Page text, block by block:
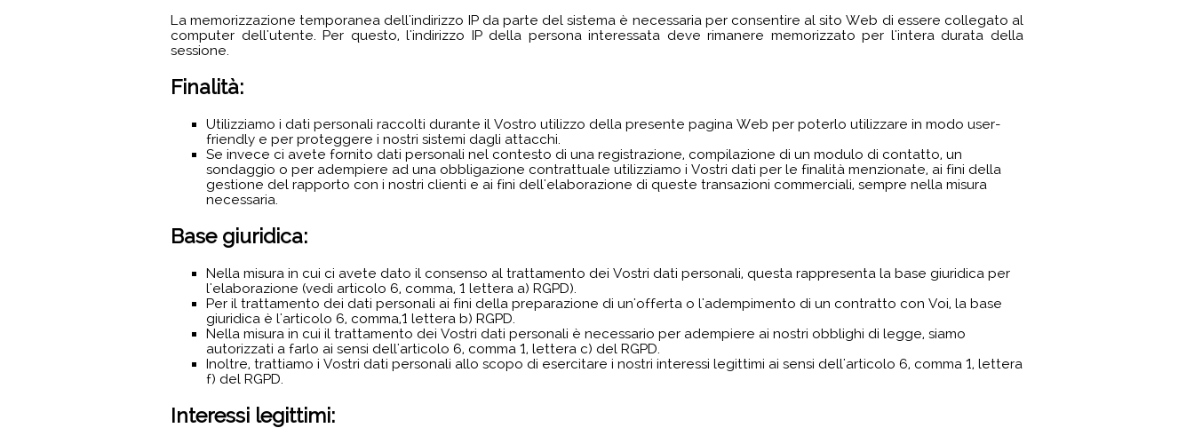
La memorizzazione temporanea dell'indirizzo IP da parte del sistema è necessaria per consentire al sito Web di essere collegato al
computer dell'utente. Per questo, l'indirizzo IP della persona interessata deve rimanere memorizzato per l'intera durata della
sessione.
Finalità:
Utilizziamo i dati personali raccolti durante il Vostro utilizzo della presente pagina Web per poterlo utilizzare in modo user-
friendly e per proteggere i nostri sistemi dagli attacchi.
Se invece ci avete fornito dati personali nel contesto di una registrazione, compilazione di un modulo di contatto, un
sondaggio o per adempiere ad una obbligazione contrattuale utilizziamo i Vostri dati per le finalità menzionate, ai fini della
gestione del rapporto con i nostri clienti e ai fini dell'elaborazione di queste transazioni commerciali, sempre nella misura
necessaria.
Base giuridica:
Nella misura in cui ci avete dato il consenso al trattamento dei Vostri dati personali, questa rappresenta la base giuridica per
l'elaborazione (vedi articolo 6, comma, 1 lettera a) RGPD).
Per il trattamento dei dati personali ai fini della preparazione di un'offerta o l'adempimento di un contratto con Voi, la base
giuridica è l'articolo 6, comma,1 lettera b) RGPD.
Nella misura in cui il trattamento dei Vostri dati personali è necessario per adempiere ai nostri obblighi di legge, siamo
autorizzati a farlo ai sensi dell'articolo 6, comma 1, lettera c) del RGPD.
Inoltre, trattiamo i Vostri dati personali allo scopo di esercitare i nostri interessi legittimi ai sensi dell'articolo 6, comma 1, lettera
f) del RGPD.
Interessi legittimi: